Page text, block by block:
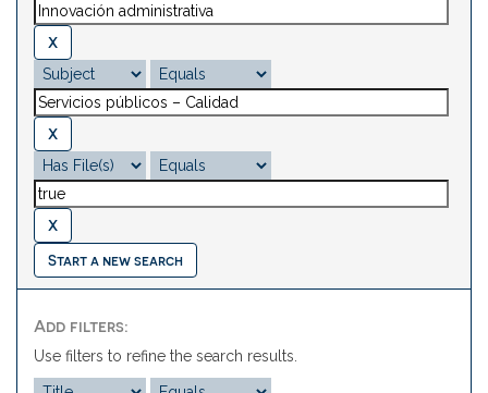
Start a new search
Add filters:
Use filters to refine the search results.